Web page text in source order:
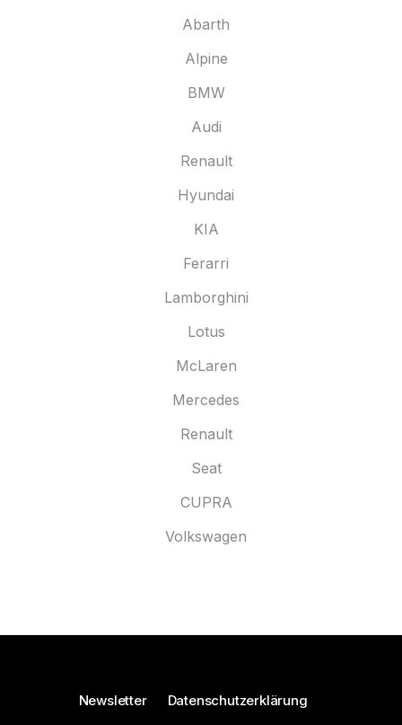
Abarth
Alpine
BMW
Audi
Renault
Hyundai
KIA
Ferarri
Lamborghini
Lotus
McLaren
Mercedes
Renault
Seat
CUPRA
Volkswagen
Newsletter
Datenschutzerklärung